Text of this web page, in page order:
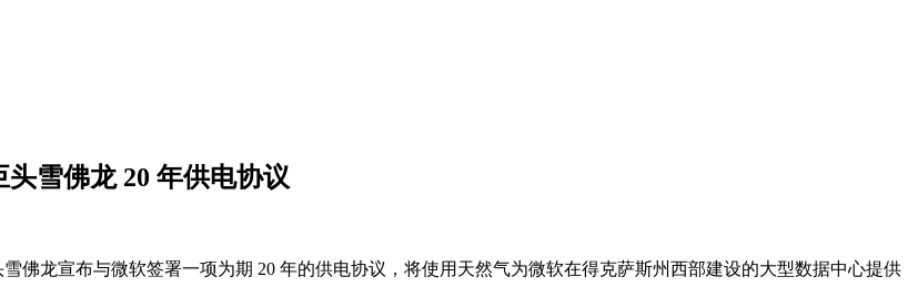
雪佛龙 20 年供电协议
佛龙宣布与微软签署一项为期 20 年的供电协议，将使用天然气为微软在得克萨斯州西部建设的大型数据中心提供